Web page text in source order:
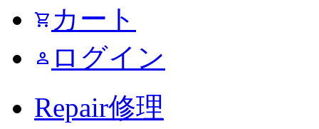
shopping_cart カート
person ログイン
Repair修理